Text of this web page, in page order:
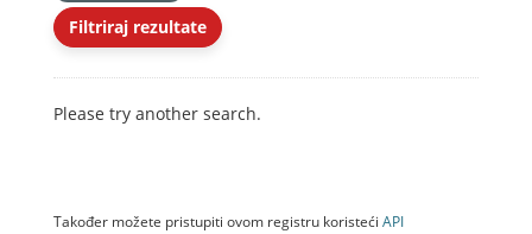
Filtriraj rezultate
Please try another search.
Također možete pristupiti ovom registru koristeći API